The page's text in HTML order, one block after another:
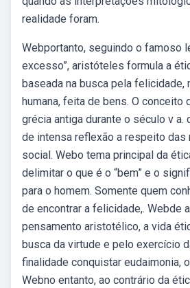
realidade foram.
Webportanto, seguindo o famoso
excesso”, aristóteles formula a
baseada na busca pela felicidade,
humana, feita de bens. O conceito
grécia antiga durante o século v a.
de intensa reflexão a respeito das
social. Webo tema principal da
delimitar o que é o “bem” e o
para o homem. Somente quem
de encontrar a felicidade,. Webde
pensamento aristotélico, a vida
busca da virtude e pelo exercício
finalidade conquistar eudaimonia,
Webno entanto, ao contrário da